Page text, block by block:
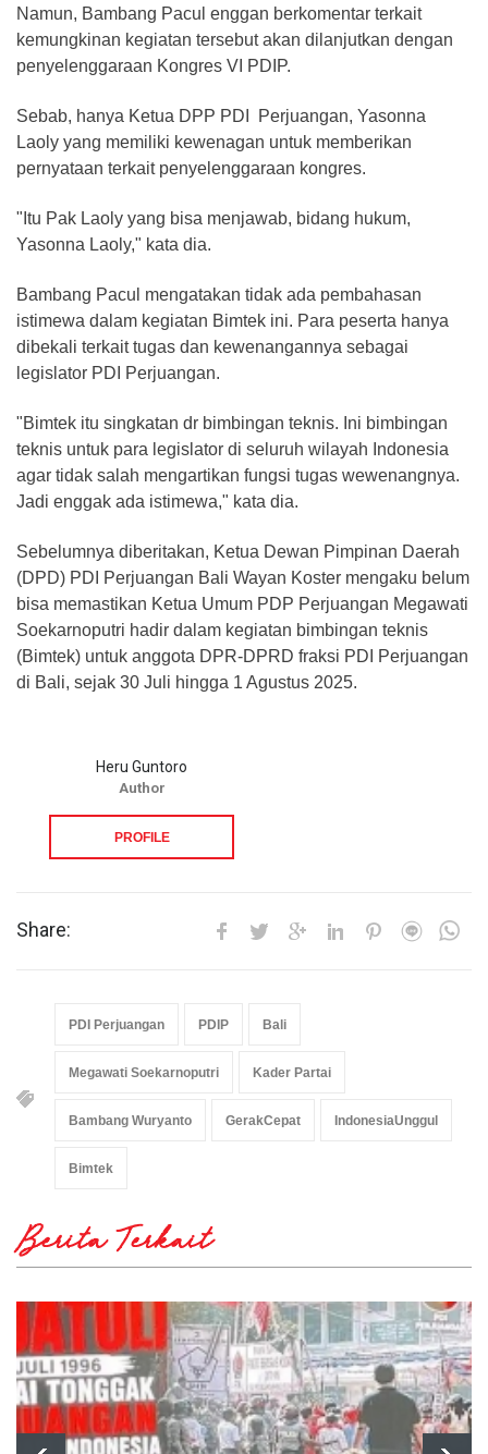
Namun, Bambang Pacul enggan berkomentar terkait
kemungkinan kegiatan tersebut akan dilanjutkan dengan
penyelenggaraan Kongres VI PDIP.
Sebab, hanya Ketua DPP PDI Perjuangan, Yasonna
Laoly yang memiliki kewenagan untuk memberikan
pernyataan terkait penyelenggaraan kongres.
"Itu Pak Laoly yang bisa menjawab, bidang hukum,
Yasonna Laoly," kata dia.
Bambang Pacul mengatakan tidak ada pembahasan
istimewa dalam kegiatan Bimtek ini. Para peserta hanya
dibekali terkait tugas dan kewenangannya sebagai
legislator PDI Perjuangan.
"Bimtek itu singkatan dr bimbingan teknis. Ini bimbingan
teknis untuk para legislator di seluruh wilayah Indonesia
agar tidak salah mengartikan fungsi tugas wewenangnya.
Jadi enggak ada istimewa," kata dia.
Sebelumnya diberitakan, Ketua Dewan Pimpinan Daerah
(DPD) PDI Perjuangan Bali Wayan Koster mengaku belum
bisa memastikan Ketua Umum PDP Perjuangan Megawati
Soekarnoputri hadir dalam kegiatan bimbingan teknis
(Bimtek) untuk anggota DPR-DPRD fraksi PDI Perjuangan
di Bali, sejak 30 Juli hingga 1 Agustus 2025.
Heru Guntoro
Author
PROFILE
Share:
PDI Perjuangan PDIP Bali
Megawati Soekarnoputri Kader Partai
Bambang Wuryanto GerakCepat IndonesiaUnggul
Bimtek
Berita Terkait